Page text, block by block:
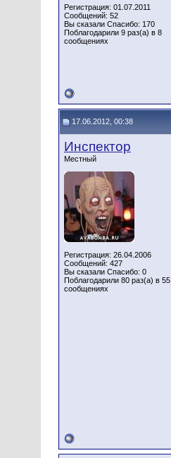
Регистрация: 01.07.2011
Сообщений: 52
Вы сказали Спасибо: 170
Поблагодарили 9 раз(а) в 8
сообщениях
17.06.2012, 00:38
Инспектор
Местный
Регистрация: 26.04.2006
Сообщений: 427
Вы сказали Спасибо: 0
Поблагодарили 80 раз(а) в 55
сообщениях